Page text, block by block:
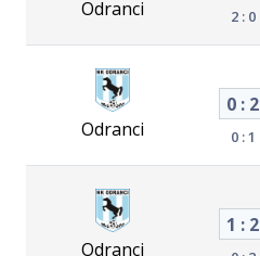
Odranci 2 : 0
Odranci
0 : 2
0 : 1
Odranci
1 : 2